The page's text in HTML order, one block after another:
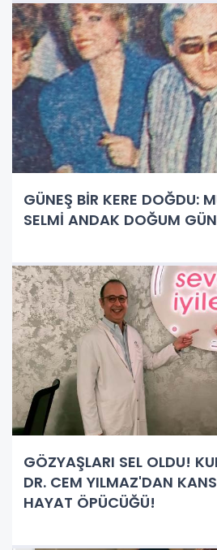
GÜNEŞ BİR KERE DOĞDU:
SELMİ ANDAK DOĞUM
GÖZYAŞLARI SEL OLDU!
DR. CEM YILMAZ'DAN
HAYAT ÖPÜCÜĞÜ!